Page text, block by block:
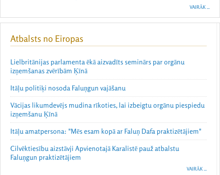
VAIRĀK ...
Atbalsts no Eiropas
Lielbritānijas parlamenta ēkā aizvadīts seminārs par orgānu
izņemšanas zvērībām Ķīnā
Itāļu politiķi nosoda Faluņgun vajāšanu
Vācijas likumdevējs mudina rīkoties, lai izbeigtu orgānu piespiedu
izņemšanu Ķīnā
Itāļu amatpersona: "Mēs esam kopā ar Faluņ Dafa praktizētājiem"
Cilvēktiesību aizstāvji Apvienotajā Karalistē pauž atbalstu
Faluņgun praktizētājiem
VAIRĀK ...